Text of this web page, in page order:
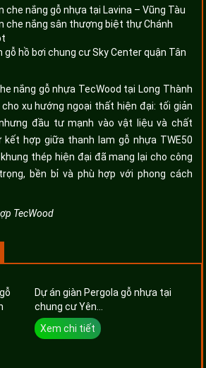
che nắng gỗ nhựa tại Lavina – Vũng Tàu
che nắng sân thượng biệt thự Chánh
gỗ hồ bơi chung cư Sky Center quận Tân
nắng gỗ nhựa TecWood tại Long Thành
xu hướng ngoại thất hiện đại: tối giản
đầu tư mạnh vào vật liệu và chất
kết hợp giữa thanh lam gỗ nhựa TWE50
thép hiện đại đã mang lại cho công
bền bỉ và phù hợp với phong cách
TecWood
Dự án giàn Pergola gỗ nhựa tại
chung cư Yên...
Xem chi tiết